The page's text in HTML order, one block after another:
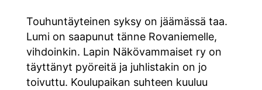
Touhuntäyteinen syksy on jäämässä taa.
Lumi on saapunut tänne Rovaniemelle,
vihdoinkin. Lapin Näkövammaiset ry on
täyttänyt pyöreitä ja juhlistakin on jo
toivuttu. Koulupaikan suhteen kuuluu